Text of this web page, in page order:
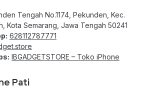
Tengah No.1174, Pekunden, Kec.
Kota Semarang, Jawa Tengah 50241
628112787771
IBGADGETSTORE – Toko iPhone
Pati